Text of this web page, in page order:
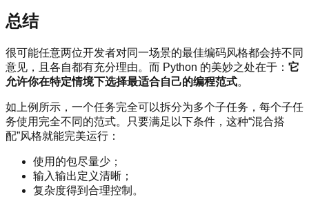
总结
很可能任意两位开发者对同一场景的最佳编码风格都会持不同
意见，且各自都有充分理由。而 Python 的美妙之处在于： 它
允许你在特定情境下选择最适合自己的编程范式。
如上例所示，一个任务完全可以拆分为多个子任务，每个子任
务使用完全不同的范式。只要满足以下条件，这种“混合搭
配”风格就能完美运行：
使用的包尽量少；
输入输出定义清晰；
复杂度得到合理控制。